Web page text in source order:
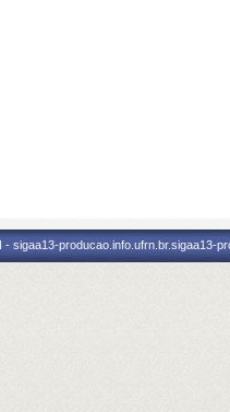
sigaa13-producao.info.ufrn.br.sigaa13-